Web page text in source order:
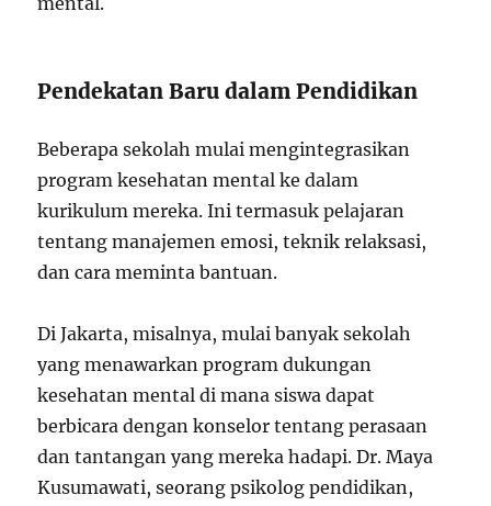
Pendekatan Baru dalam Pendidikan
Beberapa sekolah mulai mengintegrasikan
program kesehatan mental ke dalam
kurikulum mereka. Ini termasuk pelajaran
tentang manajemen emosi, teknik relaksasi,
dan cara meminta bantuan.
Di Jakarta, misalnya, mulai banyak sekolah
yang menawarkan program dukungan
kesehatan mental di mana siswa dapat
berbicara dengan konselor tentang perasaan
dan tantangan yang mereka hadapi. Dr. Maya
Kusumawati, seorang psikolog pendidikan,